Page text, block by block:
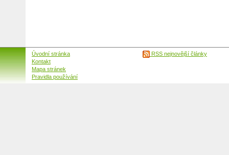
Úvodní stránka
Kontakt
Mapa stránek
Pravidla používání
RSS nejnovější články